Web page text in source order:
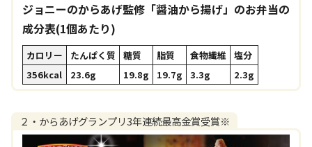
ジョニーのからあげ監修「醤油から揚げ」のお弁当の
成分表(1個あたり)
カロリー たんぱく質 糖質 脂質 食物繊維 塩分
356kcal
23.6g 19.8g 19.7g 3.3g 2.3g
２・からあげグランプリ3年連続最高金賞受賞※